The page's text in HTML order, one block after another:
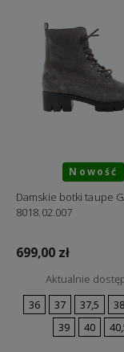
Nowość
Damskie botki taupe
8018.02.007
699,00 zł
Aktualnie
36
37 37,5 38
39
40